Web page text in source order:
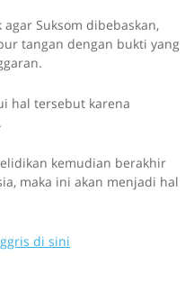
Suksom dibebaskan,
tangan dengan bukti yang
hal tersebut karena
kemudian berakhir
maka ini akan menjadi hal
di sini